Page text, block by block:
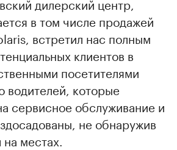
в том числе продажей
встретил нас полным
клиентов в
посетителями
водителей, которые
сервисное обслуживание и
не обнаружив
местах.